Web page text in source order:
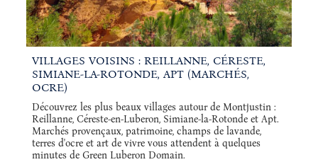
VILLAGES VOISINS : REILLANNE, CÉRESTE,
SIMIANE-LA-ROTONDE, APT (MARCHÉS,
OCRE)
Découvrez les plus beaux villages autour de Montjustin :
Reillanne, Céreste-en-Luberon, Simiane-la-Rotonde et Apt.
Marchés provençaux, patrimoine, champs de lavande,
terres d'ocre et art de vivre vous attendent à quelques
minutes de Green Luberon Domain.